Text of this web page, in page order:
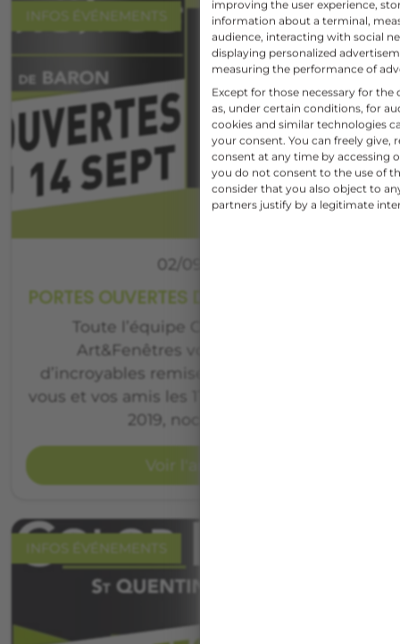
02/09/2019
PORTES OUVERTES DU 11 AU 14 SEPT 2019
Toute l’équipe COLOR FENÊTRE
Art&Fenêtres vous attend pour
d’incroyables remises jusqu’à -20% pour
vous et vos amis les 11,12,13 et 14 septembre
2019, nocturne le…
Voir l'article
INFOS ÉVÉNEMENTS
INFOS ÉVÉNEMENTS
improving the user experience,
information about a terminal,
audience, interacting with social
displaying personalized
measuring the performance of
Except for those necessary for the
as, under certain conditions, for
cookies and similar technologies
your consent. You can freely give,
consent at any time by accessing
you do not consent to the use of
consider that you also object to
partners justify by a legitimate